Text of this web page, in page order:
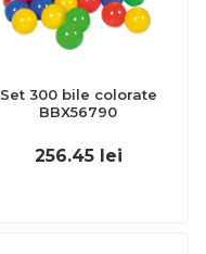
Set 300 bile colorate
BBX56790
256.45 lei